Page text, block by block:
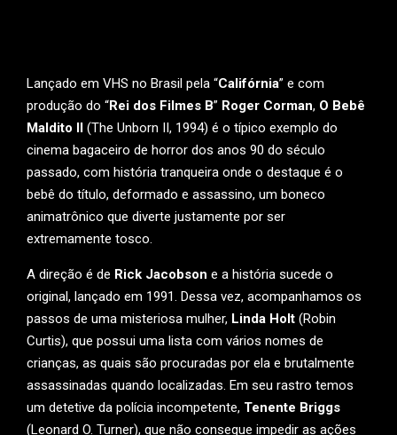
Lançado em VHS no Brasil pela “Califórnia” e com
produção do “Rei dos Filmes B” Roger Corman, O Bebê
Maldito II (The Unborn II, 1994) é o típico exemplo do
cinema bagaceiro de horror dos anos 90 do século
passado, com história tranqueira onde o destaque é o
bebê do título, deformado e assassino, um boneco
animatrônico que diverte justamente por ser
extremamente tosco.
A direção é de Rick Jacobson e a história sucede o
original, lançado em 1991. Dessa vez, acompanhamos os
passos de uma misteriosa mulher, Linda Holt (Robin
Curtis), que possui uma lista com vários nomes de
crianças, as quais são procuradas por ela e brutalmente
assassinadas quando localizadas. Em seu rastro temos
um detetive da polícia incompetente, Tenente Briggs
(Leonard O. Turner), que não consegue impedir as ações